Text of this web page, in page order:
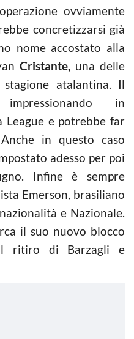
ovviamente
concretizzarsi già
nome accostato alla
Cristante, una delle
atalantina. Il
in
League e potrebbe far
in questo caso
adesso per poi
Infine è sempre
Emerson, brasiliano
e Nazionale.
il suo nuovo blocco
ritiro di Barzagli e